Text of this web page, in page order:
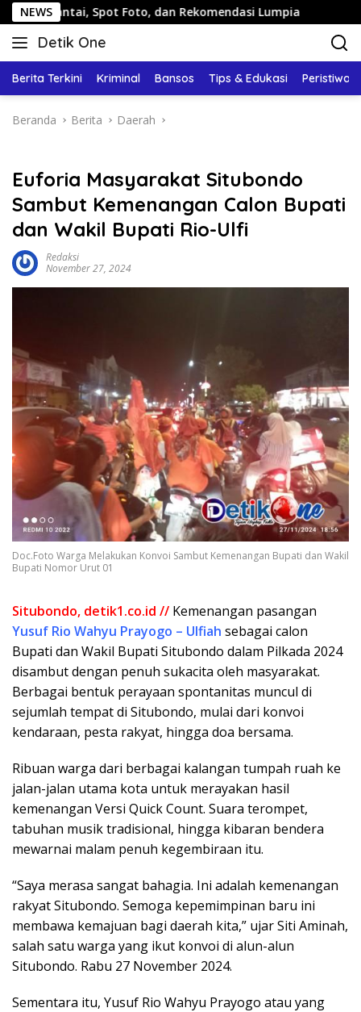
Langsung
ke
konten
NEWS
Spot Foto, dan Rekomendasi Lumpia Panduan
Detik One
Tajam
Fakta
Berita Terkini Kriminal Bansos Tips & Edukasi Peristiwa
Beranda Berita Daerah
Euforia Masyarakat Situbondo
Sambut Kemenangan Calon Bupati
dan Wakil Bupati Rio-Ulfi
Redaksi
November 27, 2024
Doc.Foto Warga Melakukan Konvoi Sambut Kemenangan Bupati dan Wakil
Bupati Nomor Urut 01
Situbondo, detik1.co.id // Kemenangan pasangan
Yusuf Rio Wahyu Prayogo – Ulfiah sebagai calon
Bupati dan Wakil Bupati Situbondo dalam Pilkada 2024
disambut dengan penuh sukacita oleh masyarakat.
Berbagai bentuk perayaan spontanitas muncul di
sejumlah tempat di Situbondo, mulai dari konvoi
kendaraan, pesta rakyat, hingga doa bersama.
Ribuan warga dari berbagai kalangan tumpah ruah ke
jalan-jalan utama kota untuk merayakan hasil
kemenangan Versi Quick Count. Suara terompet,
tabuhan musik tradisional, hingga kibaran bendera
mewarnai malam penuh kegembiraan itu.
“Saya merasa sangat bahagia. Ini adalah kemenangan
rakyat Situbondo. Semoga kepemimpinan baru ini
membawa kemajuan bagi daerah kita,” ujar Siti Aminah,
salah satu warga yang ikut konvoi di alun-alun
Situbondo. Rabu 27 November 2024.
Sementara itu, Yusuf Rio Wahyu Prayogo atau yang